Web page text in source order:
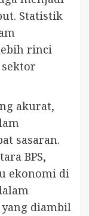
Statistik
rinci
akurat,
sasaran.
BPS,
ekonomi di
diambil